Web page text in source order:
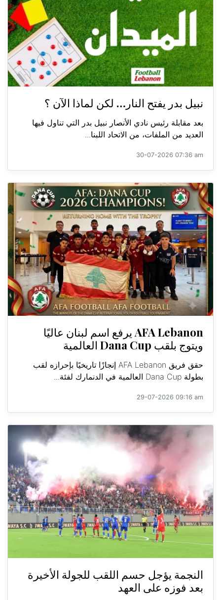
نبيل بدر يفتح النار… لكن لماذا الآن ؟
بعد مقابلة رئيس نادي الأنصار نبيل بدر التي تناول فيها
العديد من الملفات، من الاتحاد اللبنا...
30-07-2026 07:36 am
AFA Lebanon يرفع اسم لبنان عاليًا
ويتوج بلقب Dana Cup العالمية
حقق فريق AFA Lebanon إنجازًا تاريخيًا بإحرازه لقب
بطولة Dana Cup العالمية في الدنمارك لفئة...
29-07-2026 09:16 am
النجمة يؤجل حسم اللقب للجولة الأخيرة
بعد فوزه على العهد